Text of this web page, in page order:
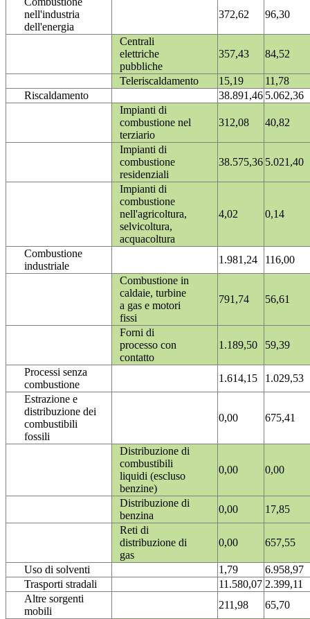
nell'industria
dell'energia
372,62 96,30
Centrali
elettriche
pubbliche
357,43 84,52
Teleriscaldamento 15,19
11,78
Riscaldamento
38.891,46 5.062,36
Impianti di
combustione nel
terziario
312,08 40,82
Impianti di
combustione
residenziali
38.575,36 5.021,40
Impianti di
combustione
nell'agricoltura,
selvicoltura,
acquacoltura
4,02 0,14
Combustione
industriale
1.981,24
116,00
Combustione in
caldaie, turbine
a gas e motori
fissi
791,74 56,61
Forni di
processo con
contatto
1.189,50 59,39
Processi senza
combustione
1.614,15
1.029,53
Estrazione e
distribuzione dei
combustibili
fossili
0,00 675,41
Distribuzione di
combustibili
liquidi (escluso
benzine)
0,00 0,00
Distribuzione di
benzina
0,00
17,85
Reti di
distribuzione di
gas
0,00 657,55
Uso di solventi 1,79
6.958,97
Trasporti stradali
11.580,07 2.399,11
Altre sorgenti
mobili
211,98
65,70